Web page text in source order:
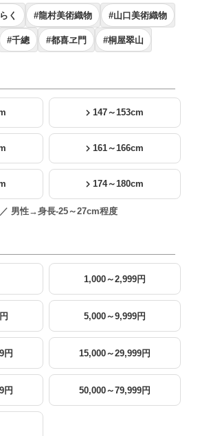
く #龍村美術織物 #山口美術織物
#千總 #都喜ヱ門 #桐屋翠山
147～153cm
161～166cm
174～180cm
男性→身長-25～27cm程度
1,000～2,999円
5,000～9,999円
円 15,000～29,999円
円 50,000～79,999円